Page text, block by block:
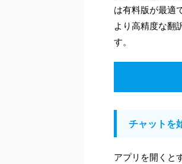
は有料版が最適
より高精度な翻
す。
チャットを
アプリを開くと